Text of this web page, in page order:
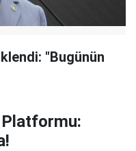
"Bugünün